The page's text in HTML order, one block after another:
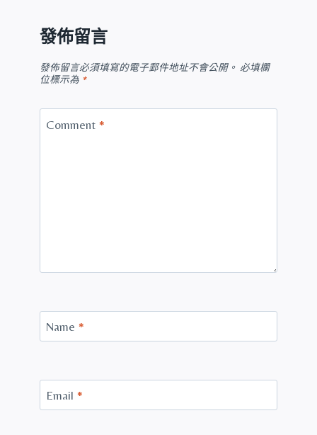
發佈留言
發佈留言必須填寫的電子郵件地址不會公開。 必填欄
位標示為 *
Comment *
Name *
Email *